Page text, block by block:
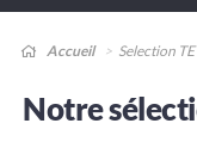
Accueil Selection
Notre